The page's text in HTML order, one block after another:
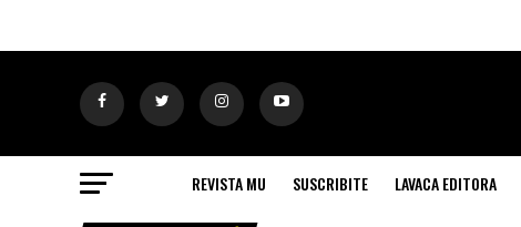
REVISTA MU SUSCRIBITE LAVACA EDITORA